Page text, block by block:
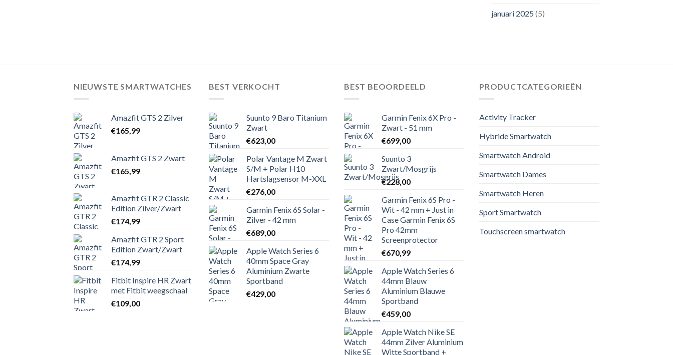
januari 2025 (5)
NIEUWSTE SMARTWATCHES
Amazfit GTS 2 Zilver
€165,99
Amazfit GTS 2 Zwart
€165,99
Amazfit GTR 2 Classic
Edition Zilver/Zwart
€174,99
Amazfit GTR 2 Sport
Edition Zwart/Zwart
€174,99
Fitbit Inspire HR Zwart
met Fitbit weegschaal
€109,00
BEST VERKOCHT
Suunto 9 Baro Titanium
Zwart
€623,00
Polar Vantage M Zwart
S/M + Polar H10
Hartslagsensor M-XXL
€276,00
Garmin Fenix 6S Solar -
Zilver - 42 mm
€689,00
Apple Watch Series 6
40mm Space Gray
Aluminium Zwarte
Sportband
€429,00
BEST BEOORDEELD
Garmin Fenix 6X Pro -
Zwart - 51 mm
€699,00
Suunto 3
Zwart/Mosgrijs
€228,00
Garmin Fenix 6S Pro -
Wit - 42 mm + Just in
Case Garmin Fenix 6S
Pro 42mm
Screenprotector
€670,99
Apple Watch Series 6
44mm Blauw
Aluminium Blauwe
Sportband
€459,00
Apple Watch Nike SE
44mm Zilver Aluminium
Witte Sportband +
PRODUCTCATEGORIEËN
Activity Tracker
Hybride Smartwatch
Smartwatch Android
Smartwatch Dames
Smartwatch Heren
Sport Smartwatch
Touchscreen smartwatch